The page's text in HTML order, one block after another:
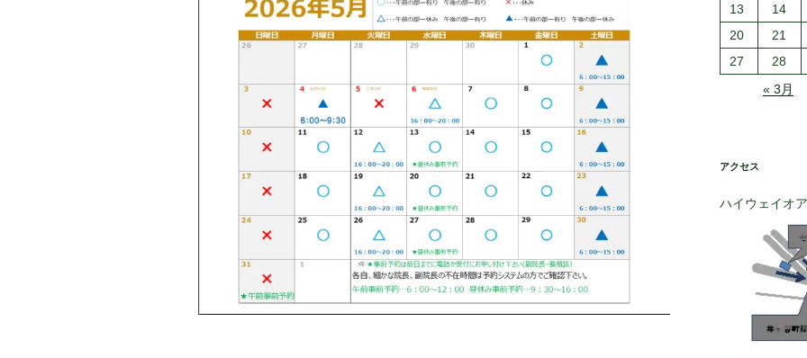
13
14
20
21
27
28
« 3月
アクセス
ハイウェイオ